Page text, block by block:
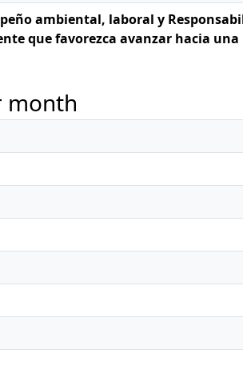
ambiental, laboral y
que favorezca avanzar hacia
month